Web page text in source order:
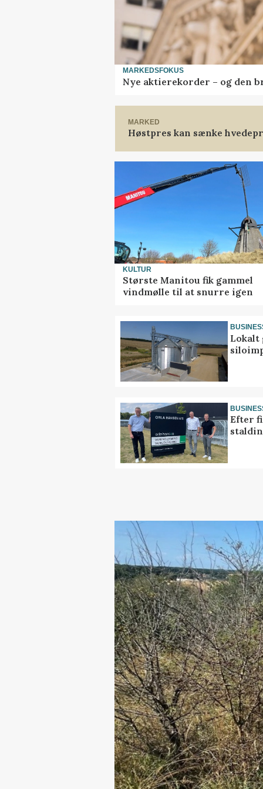
MARKEDSFOKUS
Nye aktierekorder – og den
MARKED
Høstpres kan sænke
KULTUR
Største Manitou fik gammel
vindmølle til at snurre igen
Lokalt
Efter